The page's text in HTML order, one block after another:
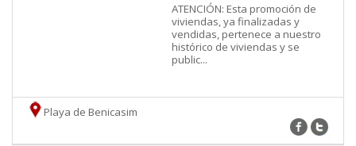
ATENCIÓN: Esta promoción de
viviendas, ya finalizadas y
vendidas, pertenece a nuestro
histórico de viviendas y se
public...
Playa de Benicasim